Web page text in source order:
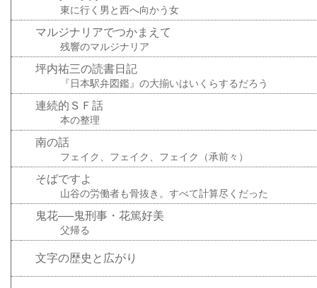
東に行く男と西へ向かう女
マルジナリアでつかまえて
残響のマルジナリア
坪内祐三の読書日記
『日本駅弁図鑑』の大揃いはいくらするだろう
連続的ＳＦ話
本の整理
南の話
フェイク、フェイク、フェイク（承前々）
そばですよ
山谷の労働者も骨抜き。すべて計算尽くだった
鬼花──鬼刑事・花篤好美
父帰る
文字の歴史と広がり